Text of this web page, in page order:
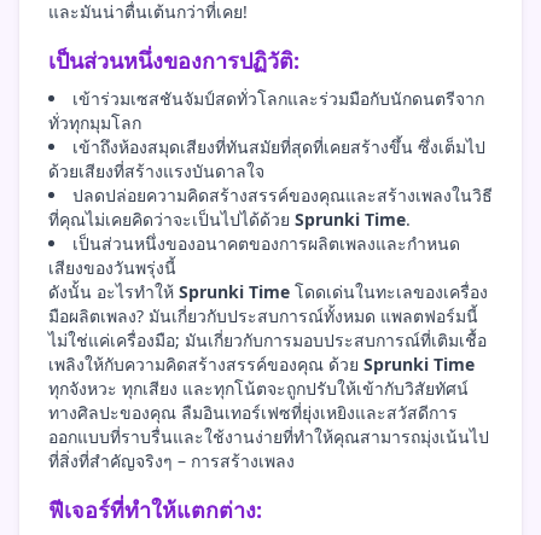
และมันน่าตื่นเต้นกว่าที่เคย!
เป็นส่วนหนึ่งของการปฏิวัติ:
เข้าร่วมเซสชันจัมป์สดทั่วโลกและร่วมมือกับนักดนตรีจาก
ทั่วทุกมุมโลก
เข้าถึงห้องสมุดเสียงที่ทันสมัยที่สุดที่เคยสร้างขึ้น ซึ่งเต็มไป
ด้วยเสียงที่สร้างแรงบันดาลใจ
ปลดปล่อยความคิดสร้างสรรค์ของคุณและสร้างเพลงในวิธี
ที่คุณไม่เคยคิดว่าจะเป็นไปได้ด้วย Sprunki Time.
เป็นส่วนหนึ่งของอนาคตของการผลิตเพลงและกำหนด
เสียงของวันพรุ่งนี้
ดังนั้น อะไรทำให้ Sprunki Time โดดเด่นในทะเลของเครื่อง
มือผลิตเพลง? มันเกี่ยวกับประสบการณ์ทั้งหมด แพลตฟอร์มนี้
ไม่ใช่แค่เครื่องมือ; มันเกี่ยวกับการมอบประสบการณ์ที่เติมเชื้อ
เพลิงให้กับความคิดสร้างสรรค์ของคุณ ด้วย Sprunki Time
ทุกจังหวะ ทุกเสียง และทุกโน้ตจะถูกปรับให้เข้ากับวิสัยทัศน์
ทางศิลปะของคุณ ลืมอินเทอร์เฟซที่ยุ่งเหยิงและสวัสดีการ
ออกแบบที่ราบรื่นและใช้งานง่ายที่ทำให้คุณสามารถมุ่งเน้นไป
ที่สิ่งที่สำคัญจริงๆ – การสร้างเพลง
ฟีเจอร์ที่ทำให้แตกต่าง: